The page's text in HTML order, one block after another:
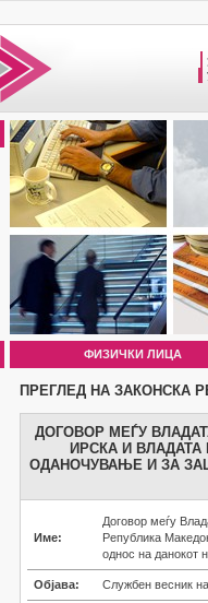
ФИЗИЧКИ ЛИЦА
ПРЕГЛЕД НА ЗАКОНСКА
ДОГОВОР МЕЃУ
ИРСКА И
ОДАНОЧУВАЊЕ И ЗА
Име:
Договор меѓу
Република
однос на данокот
Објава: Службен весник